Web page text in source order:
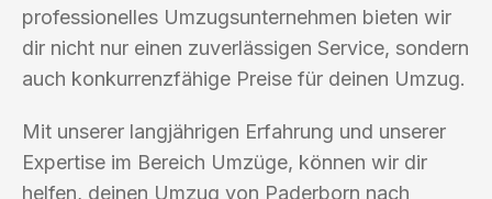
professionelles Umzugsunternehmen bieten wir
dir nicht nur einen zuverlässigen Service, sondern
auch konkurrenzfähige Preise für deinen Umzug.
Mit unserer langjährigen Erfahrung und unserer
Expertise im Bereich Umzüge, können wir dir
helfen, deinen Umzug von Paderborn nach